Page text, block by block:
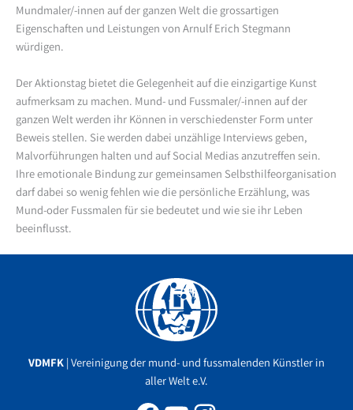
Mundmaler/-innen auf der ganzen Welt die grossartigen
Eigenschaften und Leistungen von Arnulf Erich Stegmann
würdigen.
Der Aktionstag bietet die Gelegenheit auf die einzigartige Kunst
aufmerksam zu machen. Mund- und Fussmaler/-innen auf der
ganzen Welt werden ihr Können in verschiedenster Form unter
Beweis stellen. Sie werden dabei unzählige Interviews geben,
Malvorführungen halten und auf Social Medias anzutreffen sein.
Ihre emotionale Bindung zur gemeinsamen Selbsthilfeorganisation
darf dabei so wenig fehlen wie die persönliche Erzählung, was
Mund-oder Fussmalen für sie bedeutet und wie sie ihr Leben
beeinflusst.
VDMFK | Vereinigung der mund- und fussmalenden Künstler in
aller Welt e.V.
Facebook
YouTube
Instagram